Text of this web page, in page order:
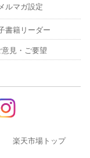
ルマガ設定
書籍リーダー
意見・ご要望
楽天市場トップ